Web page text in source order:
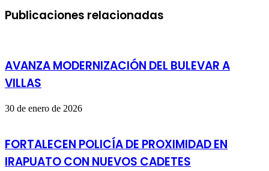
Publicaciones relacionadas
AVANZA MODERNIZACIÓN DEL BULEVAR A
VILLAS
30 de enero de 2026
FORTALECEN POLICÍA DE PROXIMIDAD EN
IRAPUATO CON NUEVOS CADETES